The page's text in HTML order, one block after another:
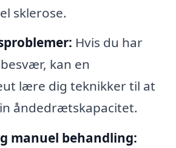
sklerose.
Hvis du har
kan en
lære dig teknikker til at
åndedrætskapacitet.
manuel behandling: